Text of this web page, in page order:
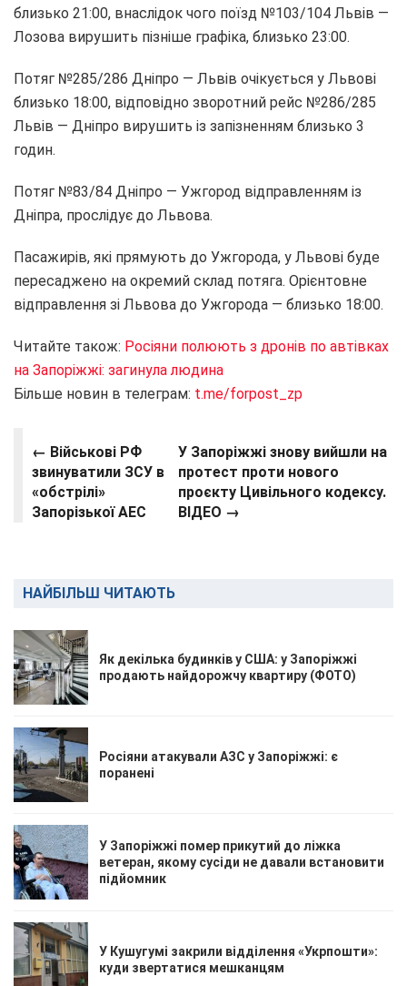
близько 21:00, внаслідок чого поїзд №103/104 Львів —
Лозова вирушить пізніше графіка, близько 23:00.
Потяг №285/286 Дніпро — Львів очікується у Львові
близько 18:00, відповідно зворотний рейс №286/285
Львів — Дніпро вирушить із запізненням близько 3
годин.
Потяг №83/84 Дніпро — Ужгород відправленням із
Дніпра, прослідує до Львова.
Пасажирів, які прямують до Ужгорода, у Львові буде
пересаджено на окремий склад потяга. Орієнтовне
відправлення зі Львова до Ужгорода — близько 18:00.
Читайте також: Росіяни полюють з дронів по автівках
на Запоріжжі: загинула людина
Більше новин в телеграм: t.me/forpost_zp
← Військові РФ
звинуватили ЗСУ в
«обстрілі»
Запорізької АЕС
У Запоріжжі знову вийшли на
протест проти нового
проєкту Цивільного кодексу.
ВІДЕО →
НАЙБІЛЬШ ЧИТАЮТЬ
Як декілька будинків у США: у Запоріжжі
продають найдорожчу квартиру (ФОТО)
Росіяни атакували АЗС у Запоріжжі: є
поранені
У Запоріжжі помер прикутий до ліжка
ветеран, якому сусіди не давали встановити
підйомник
У Кушугумі закрили відділення «Укрпошти»:
куди звертатися мешканцям